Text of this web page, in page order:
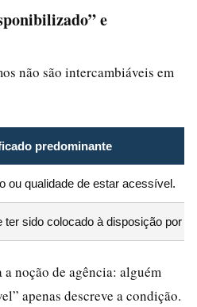
e
não são intercambiáveis em
predominante
ou qualidade de estar acessível.
ter sido colocado à disposição por
noção de agência: alguém
apenas descreve a condição.